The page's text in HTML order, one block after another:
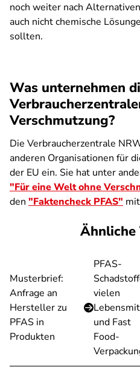
noch weiter nach
auch nicht chemische
sollten.
Was unternehmen
Verschmutzung?
Die Verbraucherzentrale
anderen Organisationen für
der EU ein. Sie hat unter
"Für eine Welt ohne
den "Faktencheck PFAS"
Ähnliche
Musterbrief:
Anfrage an
Hersteller zu
PFAS in
Produkten
PFAS-
vielen
und Fast
Food-